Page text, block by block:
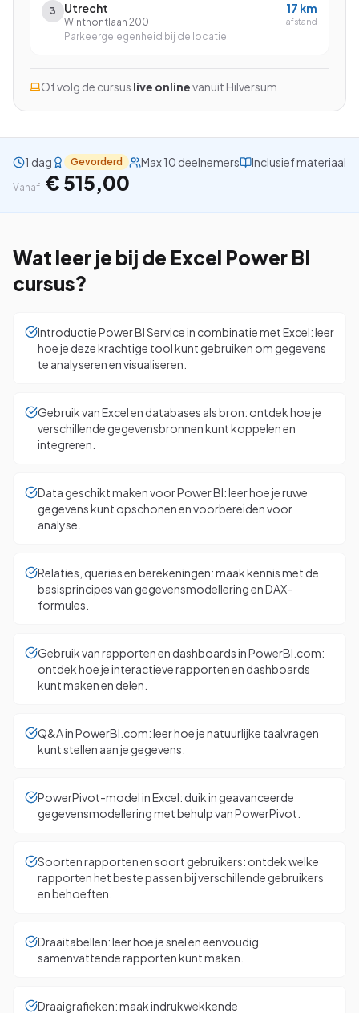
Gratis studiegids downloaden
4.8/5 15.000+ deelnemers
3 Utrecht
Winthontlaan 200
Parkeergelegenheid bij de locatie.
17 km
afstand
Of volg de cursus live onlinevanuit Hilversum
1 dag Gevorderd Max 10 deelnemers Inclusief materiaal
Vanaf € 515,00
Wat leer je bij de Excel Power BI
cursus?
Introductie Power BI Service in combinatie met Excel: leer
hoe je deze krachtige tool kunt gebruiken om gegevens
te analyseren en visualiseren.
Gebruik van Excel en databases als bron: ontdek hoe je
verschillende gegevensbronnen kunt koppelen en
integreren.
Data geschikt maken voor Power BI: leer hoe je ruwe
gegevens kunt opschonen en voorbereiden voor
analyse.
Relaties, queries en berekeningen: maak kennis met de
basisprincipes van gegevensmodellering en DAX-
formules.
Gebruik van rapporten en dashboards in PowerBI.com:
ontdek hoe je interactieve rapporten en dashboards
kunt maken en delen.
Q&A in PowerBI.com: leer hoe je natuurlijke taalvragen
kunt stellen aan je gegevens.
PowerPivot-model in Excel: duik in geavanceerde
gegevensmodellering met behulp van PowerPivot.
Soorten rapporten en soort gebruikers: ontdek welke
rapporten het beste passen bij verschillende gebruikers
en behoeften.
Draaitabellen: leer hoe je snel en eenvoudig
samenvattende rapporten kunt maken.
Draaigrafieken: maak indrukwekkende